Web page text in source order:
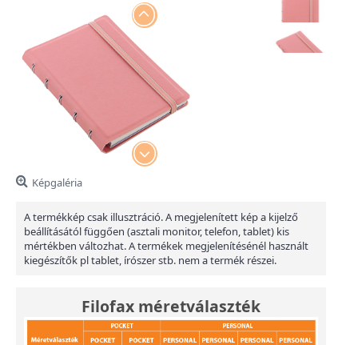
Képgaléria
A termékkép csak illusztráció. A megjelenített kép a kijelző
beállításától függően (asztali monitor, telefon, tablet) kis
mértékben változhat. A termékek megjelenítésénél használt
kiegészítők pl tablet, írószer stb. nem a termék részei.
Filofax méretválaszték